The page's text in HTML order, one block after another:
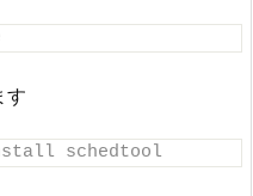
す
schedtool